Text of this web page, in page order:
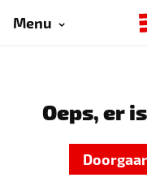
Menu
Oeps, er